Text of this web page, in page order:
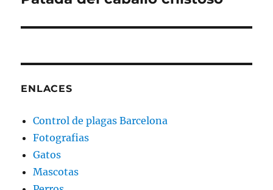
ENLACES
Control de plagas Barcelona
Fotografias
Gatos
Mascotas